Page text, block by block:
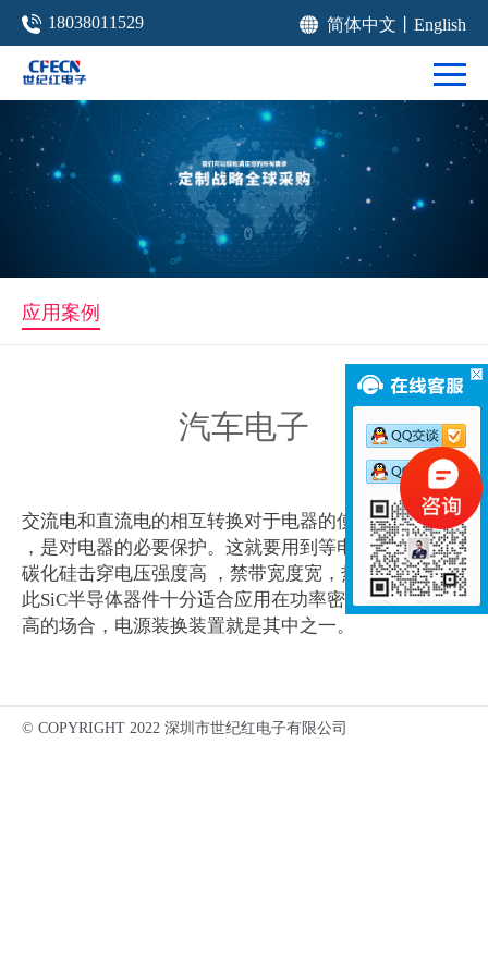
18038011529 简体中文 English
应用案例
汽车电子
交流电和直流电的相互转换对于电器的使用十分重要
，是对电器的必要保护。这就要用到等电源转换装置。
碳化硅击穿电压强度高 ，禁带宽度宽，热导性高，因
此SiC半导体器件十分适合应用在功率密度和开关频率
高的场合，电源装换装置就是其中之一。
© COPYRIGHT 2022 深圳市世纪红电子有限公司